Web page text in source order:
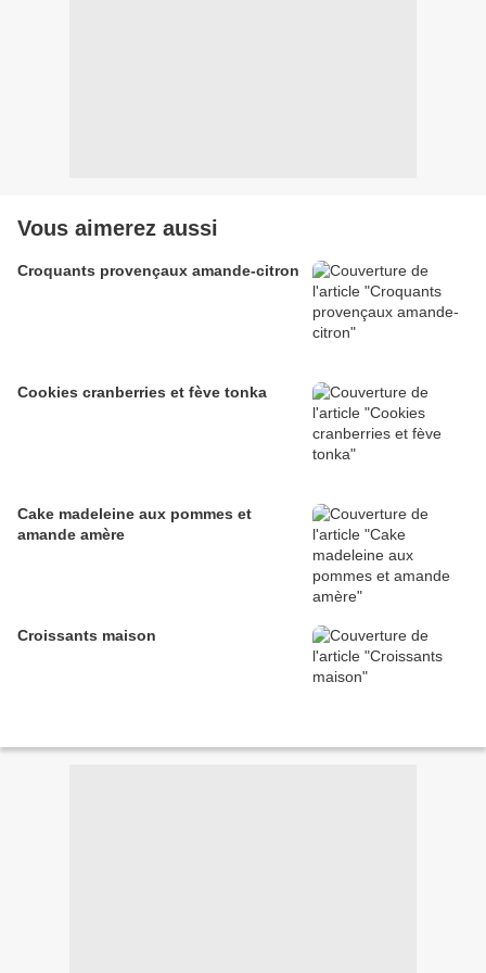
Vous aimerez aussi
Croquants provençaux amande-citron
Cookies cranberries et fève tonka
Cake madeleine aux pommes et
amande amère
Croissants maison